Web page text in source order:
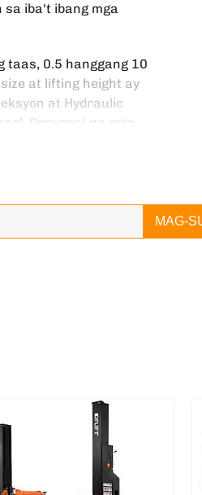
iba't ibang mga
taas, 0.5 hanggang 10
at lifting height ay
at Hydraulic
Opsyonal na mga
1~40 tonelada. Ito ay
sa pag-aangat.
MAG-